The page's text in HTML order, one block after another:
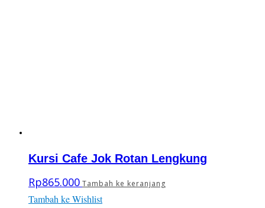
Kursi Cafe Jok Rotan Lengkung
Rp865.000 Tambah ke keranjang
Tambah ke Wishlist